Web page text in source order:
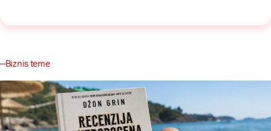
Biznis teme